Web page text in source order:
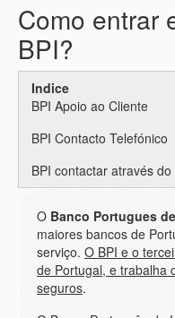
Como entrar
BPI?
Indice
BPI Apoio ao Cliente
BPI Contacto Telefónico
BPI contactar através
O Banco Portugues
maiores bancos de
serviço. O BPI e o
de Portugal, e trabalha
seguros.